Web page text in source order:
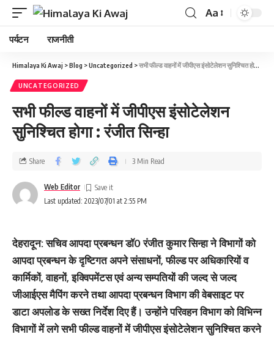
Aa
पर्यटन राजनीती
Himalaya Ki Awaj >Blog >Uncategorized >सभी फील्ड वाहनों में जीपीएस इंसोटेलेशन सुनिश्चित होगा : रंजीत सिन्हा
UNCATEGORIZED
सभी फील्ड वाहनों में जीपीएस इंसोटेलेशन
सुनिश्चित होगा : रंजीत सिन्हा
Last updated: 2023/07/01 at 2:55 PM
Web Editor
Share 3 Min Read
देहरादून: सचिव आपदा प्रबन्धन डॉ0 रंजीत कुमार सिन्हा ने विभागों को
आपदा प्रबन्धन के दृष्टिगत अपने संसाधनों, फील्ड पर अधिकारियों व
कार्मिकों, वाहनों, इक्विपमेंटस एवं अन्य सम्पतियों की जल्द से जल्द
जीआईएस मैपिंग करने तथा आपदा प्रबन्धन विभाग की वेबसाइट पर
डाटा अपलोड के सख्त निर्देश दिए हैं। उन्होंने परिवहन विभाग को विभिन्न
विभागों में लगे सभी फील्ड वाहनों में जीपीएस इंसोटेलेशन सुनिश्चित करने